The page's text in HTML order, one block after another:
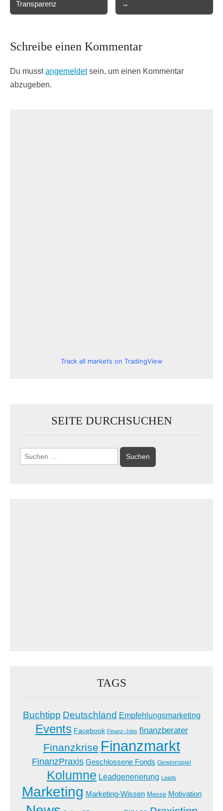
Transparenz
→
Schreibe einen Kommentar
Du musstangemeldetsein, um einen Kommentar
abzugeben.
Track all markets on TradingView
SEITE DURCHSUCHEN
Suchen
nach:
TAGS
Buchtipp Deutschland Empfehlungsmarketing
Events Facebook Finanz-Jobs finanzberater
Finanzkrise Finanzmarkt
FinanzPraxis Geschlossene Fonds Gewinnspiel
Kolumne Leadgenerierung Leads
Marketing Marketing-Wissen Messe Motivation